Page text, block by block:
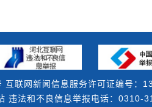
联网新闻信息服务许可证编号：
违法和不良信息举报电话：